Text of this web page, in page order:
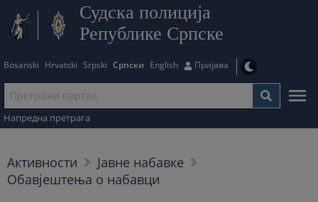
Судска полиција
Републике Српске
Bosanski Hrvatski Srpski Српски English Пријава
Напредна претрага
Активности
Јавне набавке
Обавјештења о набавци